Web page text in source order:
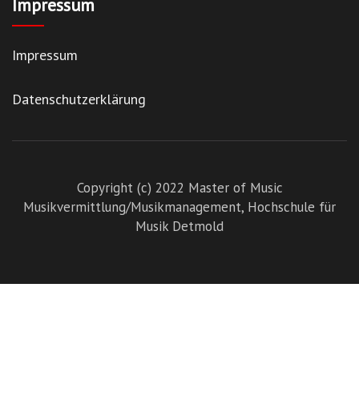
Impressum
Impressum
Datenschutzerklärung
Copyright (c) 2022 Master of Music
Musikvermittlung/Musikmanagement, Hochschule für
Musik Detmold